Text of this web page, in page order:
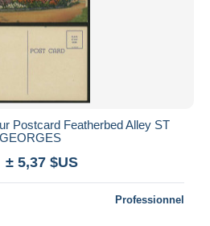
Postcard Featherbed Alley ST
GEORGES
± 5,37 $US
Professionnel